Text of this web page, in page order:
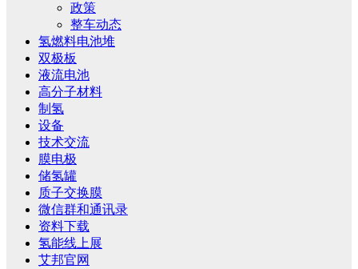
政策
整车动态
氢燃料电池堆
双极板
液流电池
高分子材料
制氢
设备
技术交流
膜电极
储氢罐
质子交换膜
微信群和通讯录
资料下载
氢能线上展
艾邦官网